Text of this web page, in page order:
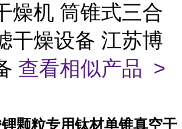
燥机 筒锥式三合
干燥设备 江苏博
查看相似产品 >
颗粒专用钛材单锥真空干